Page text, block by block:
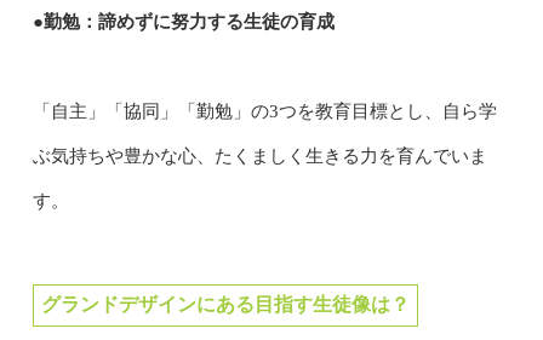
●勤勉：諦めずに努力する生徒の育成
「自主」「協同」「勤勉」の3つを教育目標とし、自ら学
ぶ気持ちや豊かな心、たくましく生きる力を育んでいま
す。
グランドデザインにある目指す生徒像は？